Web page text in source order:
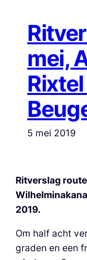
mei,
5 mei 2019
Ritverslag
2019.
Om half acht
graden en een